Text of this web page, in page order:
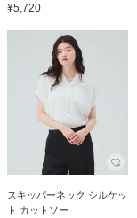
¥5,720
スキッパーネック シルケッ
ト カットソー